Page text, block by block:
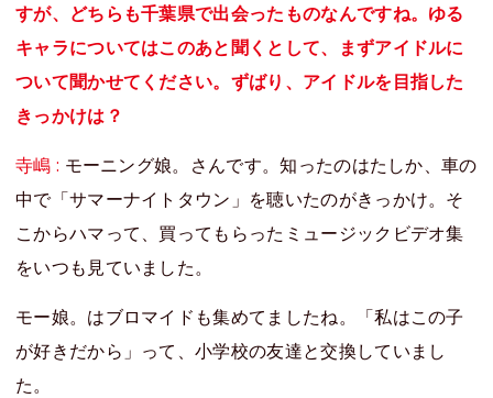
すが、どちらも千葉県で出会ったものなんですね。ゆる
キャラについてはこのあと聞くとして、まずアイドルに
ついて聞かせてください。ずばり、アイドルを目指した
きっかけは？
寺嶋 : モーニング娘。さんです。知ったのはたしか、車の
中で「サマーナイトタウン」を聴いたのがきっかけ。そ
こからハマって、買ってもらったミュージックビデオ集
をいつも見ていました。
モー娘。はブロマイドも集めてましたね。「私はこの子
が好きだから」って、小学校の友達と交換していまし
た。